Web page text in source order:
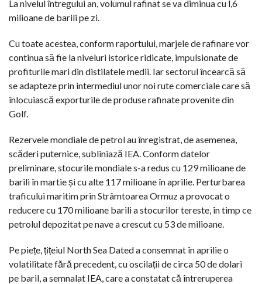
La nivelul întregului an, volumul rafinat se va diminua cu l,6
milioane de barili pe zi.
Cu toate acestea, conform raportului, marjele de rafinare vor
continua să fie la niveluri istorice ridicate, impulsionate de
profiturile mari din distilatele medii. Iar sectorul încearcă să
se adapteze prin intermediul unor noi rute comerciale care să
înlocuiască exporturile de produse rafinate provenite din
Golf.
Rezervele mondiale de petrol au înregistrat, de asemenea,
scăderi puternice, subliniază IEA. Conform datelor
preliminare, stocurile mondiale s-a redus cu 129 milioane de
barili în martie și cu alte 117 milioane în aprilie. Perturbarea
traficului maritim prin Strâmtoarea Ormuz a provocat o
reducere cu 170 milioane barili a stocurilor tereste, în timp ce
petrolul depozitat pe nave a crescut cu 53 de milioane.
Pe piețe, țițeiul North Sea Dated a consemnat în aprilie o
volatilitate fără precedent, cu oscilații de circa 50 de dolari
pe baril, a semnalat IEA, care a constatat că întreruperea